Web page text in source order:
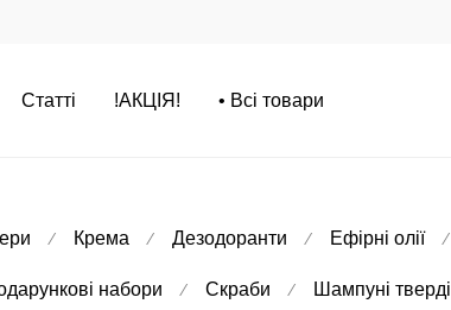
Статті !АКЦІЯ! • Всі товари
⁄ Крема ⁄ Дезодоранти ⁄ Ефірні олії ⁄
набори ⁄ Скраби ⁄ Шампуні тверді